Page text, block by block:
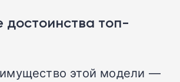
топ-
этой модели —